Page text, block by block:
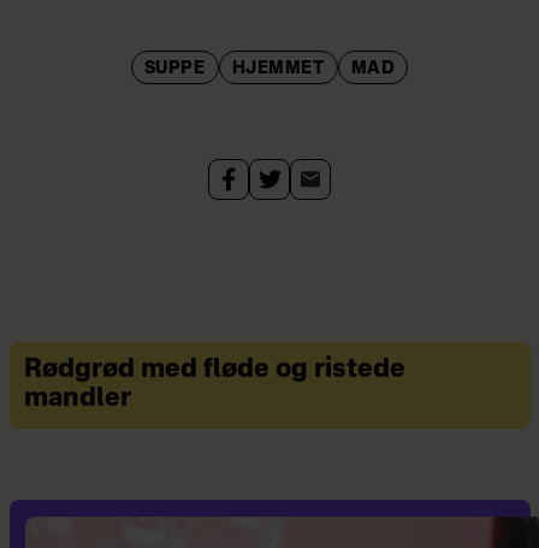
SUPPE HJEMMET MAD
Rødgrød med fløde og ristede
mandler